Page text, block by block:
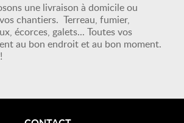
une livraison à domicile ou
chantiers. Terreau, fumier,
écorces, galets... Toutes vos
au bon endroit et au bon moment.
!